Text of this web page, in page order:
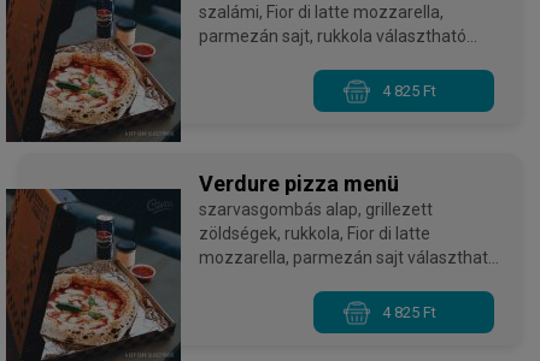
szalámi, Fior di latte mozzarella,
parmezán sajt, rukkola választható
4 825 Ft
Verdure pizza menü
szarvasgombás alap, grillezett
zöldségek, rukkola, Fior di latte
mozzarella, parmezán sajt választható
4 825 Ft